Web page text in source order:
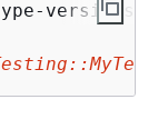
versions \